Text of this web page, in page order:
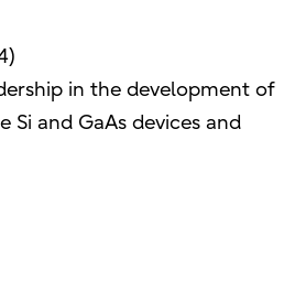
in the development of
Si and GaAs devices and